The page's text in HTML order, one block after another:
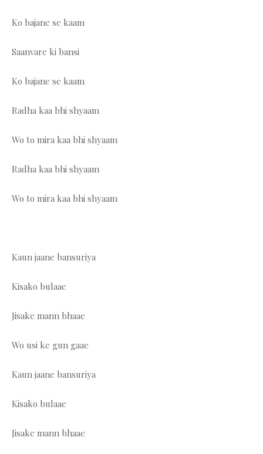
Ko bajane se kaam
Saanvare ki bansi
Ko bajane se kaam
Radha kaa bhi shyaam
Wo to mira kaa bhi shyaam
Radha kaa bhi shyaam
Wo to mira kaa bhi shyaam
Kaun jaane bansuriya
Kisako bulaae
Jisake mann bhaae
Wo usi ke gun gaae
Kaun jaane bansuriya
Kisako bulaae
Jisake mann bhaae